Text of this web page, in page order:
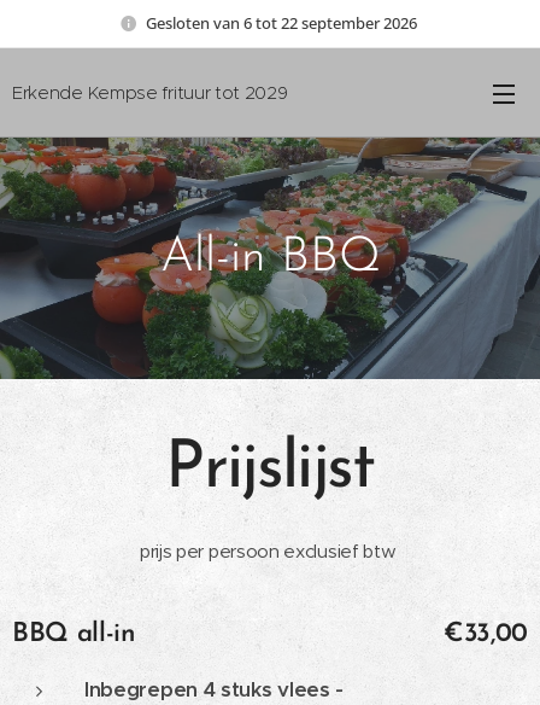
Gesloten van 6 tot 22 september 2026
Erkende Kempse frituur tot 2029
All-in BBQ
Prijslijst
prijs per persoon exclusief btw
BBQ all-in
Inbegrepen 4 stuks vlees -
€33,00